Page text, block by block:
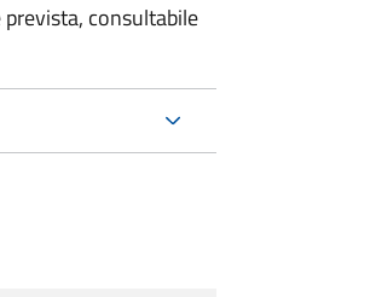
consultabile